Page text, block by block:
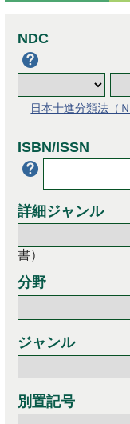
NDC
日本十進分類法（
ISBN/ISSN
詳細ジャンル
書）
分野
ジャンル
別置記号